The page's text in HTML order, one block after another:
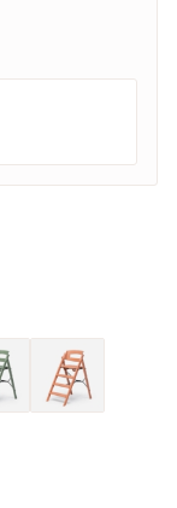
do12
do12rata